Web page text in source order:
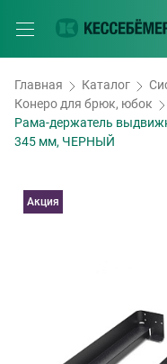
Главная Каталог
Конеро для брюк, юбок
Рама-держатель
345 мм, ЧЕРНЫЙ
Акция